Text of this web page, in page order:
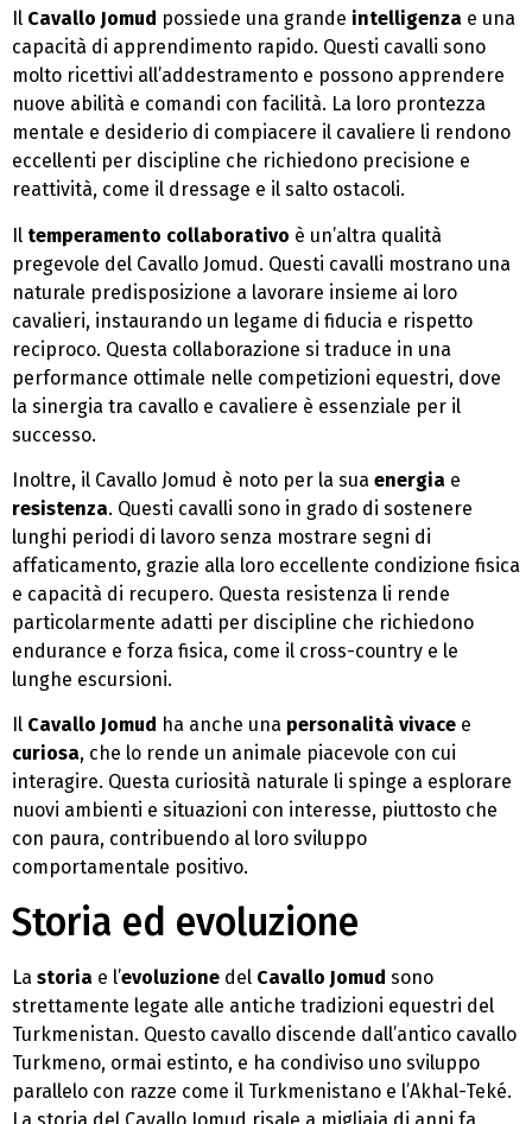
Il Cavallo Jomud possiede una grande intelligenza e una
capacità di apprendimento rapido. Questi cavalli sono
molto ricettivi all’addestramento e possono apprendere
nuove abilità e comandi con facilità. La loro prontezza
mentale e desiderio di compiacere il cavaliere li rendono
eccellenti per discipline che richiedono precisione e
reattività, come il dressage e il salto ostacoli.
Il temperamento collaborativo è un’altra qualità
pregevole del Cavallo Jomud. Questi cavalli mostrano una
naturale predisposizione a lavorare insieme ai loro
cavalieri, instaurando un legame di fiducia e rispetto
reciproco. Questa collaborazione si traduce in una
performance ottimale nelle competizioni equestri, dove
la sinergia tra cavallo e cavaliere è essenziale per il
successo.
Inoltre, il Cavallo Jomud è noto per la sua energia e
resistenza. Questi cavalli sono in grado di sostenere
lunghi periodi di lavoro senza mostrare segni di
affaticamento, grazie alla loro eccellente condizione fisica
e capacità di recupero. Questa resistenza li rende
particolarmente adatti per discipline che richiedono
endurance e forza fisica, come il cross-country e le
lunghe escursioni.
Il Cavallo Jomud ha anche una personalità vivace e
curiosa, che lo rende un animale piacevole con cui
interagire. Questa curiosità naturale li spinge a esplorare
nuovi ambienti e situazioni con interesse, piuttosto che
con paura, contribuendo al loro sviluppo
comportamentale positivo.
Storia ed evoluzione
La storia e l’evoluzione del Cavallo Jomud sono
strettamente legate alle antiche tradizioni equestri del
Turkmenistan. Questo cavallo discende dall’antico cavallo
Turkmeno, ormai estinto, e ha condiviso uno sviluppo
parallelo con razze come il Turkmenistano e l’Akhal-Teké.